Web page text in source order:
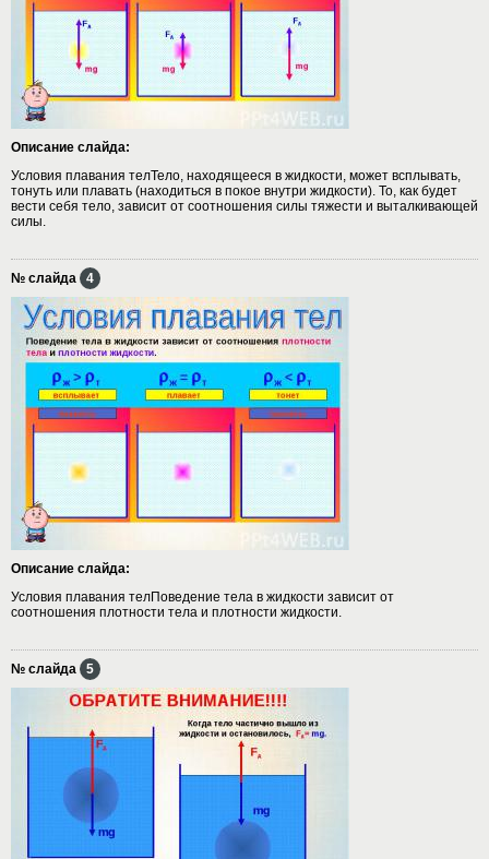
Описание слайда:
Условия плавания телТело, находящееся в жидкости, может всплывать,
тонуть или плавать (находиться в покое внутри жидкости). То, как будет
вести себя тело, зависит от соотношения силы тяжести и выталкивающей
силы.
№ слайда 4
Описание слайда:
Условия плавания телПоведение тела в жидкости зависит от
соотношения плотности тела и плотности жидкости.
№ слайда 5